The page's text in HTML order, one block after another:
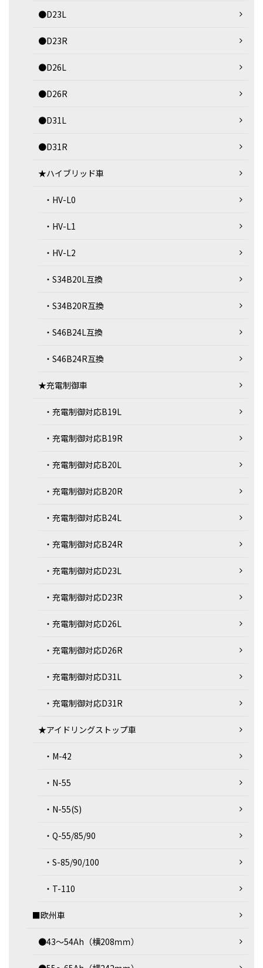
●D23L
●D23R
●D26L
●D26R
●D31L
●D31R
★ハイブリッド車
・HV-L0
・HV-L1
・HV-L2
・S34B20L互換
・S34B20R互換
・S46B24L互換
・S46B24R互換
★充電制御車
・充電制御対応B19L
・充電制御対応B19R
・充電制御対応B20L
・充電制御対応B20R
・充電制御対応B24L
・充電制御対応B24R
・充電制御対応D23L
・充電制御対応D23R
・充電制御対応D26L
・充電制御対応D26R
・充電制御対応D31L
・充電制御対応D31R
★アイドリングストップ車
・M-42
・N-55
・N-55(S)
・Q-55/85/90
・S-85/90/100
・T-110
■欧州車
●43～54Ah（横208ｍｍ）